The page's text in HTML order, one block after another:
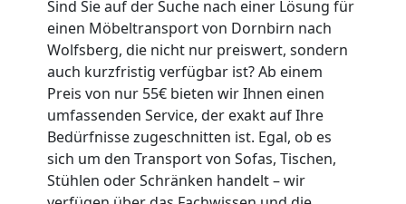
Sind Sie auf der Suche nach einer Lösung für
einen Möbeltransport von Dornbirn nach
Wolfsberg, die nicht nur preiswert, sondern
auch kurzfristig verfügbar ist? Ab einem
Preis von nur 55€ bieten wir Ihnen einen
umfassenden Service, der exakt auf Ihre
Bedürfnisse zugeschnitten ist. Egal, ob es
sich um den Transport von Sofas, Tischen,
Stühlen oder Schränken handelt – wir
Küchenumzug
Dornbirn
Umzug